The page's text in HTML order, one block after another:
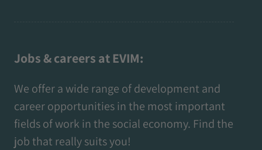
Jobs & careers at EVIM:
We offer a wide range of development and
career opportunities in the most important
fields of work in the social economy. Find the
job that really suits you!